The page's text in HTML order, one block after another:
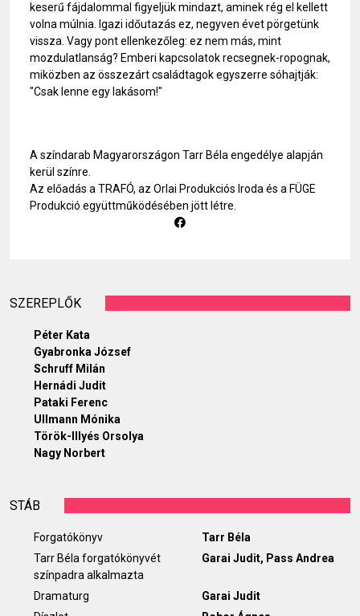
keserű fájdalommal figyeljük mindazt, aminek rég el kellett
volna múlnia. Igazi időutazás ez, negyven évet pörgetünk
vissza. Vagy pont ellenkezőleg: ez nem más, mint
mozdulatlanság? Emberi kapcsolatok recsegnek-ropognak,
miközben az összezárt családtagok egyszerre sóhajtják:
"Csak lenne egy lakásom!"
A színdarab Magyarországon Tarr Béla engedélye alapján
kerül színre.
Az előadás a TRAFÓ, az Orlai Produkciós Iroda és a FÜGE
Produkció együttműködésében jött létre.
SZEREPLŐK
Péter Kata
Gyabronka József
Schruff Milán
Hernádi Judit
Pataki Ferenc
Ullmann Mónika
Török-Illyés Orsolya
Nagy Norbert
STÁB
Forgatókönyv
Tarr Béla
Tarr Béla forgatókönyvét
színpadra alkalmazta
Garai Judit, Pass Andrea
Dramaturg
Garai Judit